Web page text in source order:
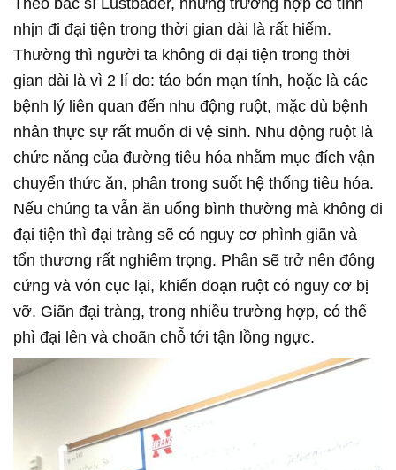
Theo bác sĩ Lustbader, những trường hợp cố tình
nhịn đi đại tiện trong thời gian dài là rất hiếm.
Thường thì người ta không đi đại tiện trong thời
gian dài là vì 2 lí do: táo bón mạn tính, hoặc là các
bệnh lý liên quan đến nhu động ruột, mặc dù bệnh
nhân thực sự rất muốn đi vệ sinh. Nhu động ruột là
chức năng của đường tiêu hóa nhằm mục đích vận
chuyển thức ăn, phân trong suốt hệ thống tiêu hóa.
Nếu chúng ta vẫn ăn uống bình thường mà không đi
đại tiện thì đại tràng sẽ có nguy cơ phình giãn và
tổn thương rất nghiêm trọng. Phân sẽ trở nên đông
cứng và vón cục lại, khiến đoạn ruột có nguy cơ bị
vỡ. Giãn đại tràng, trong nhiều trường hợp, có thể
phì đại lên và choãn chỗ tới tận lồng ngực.